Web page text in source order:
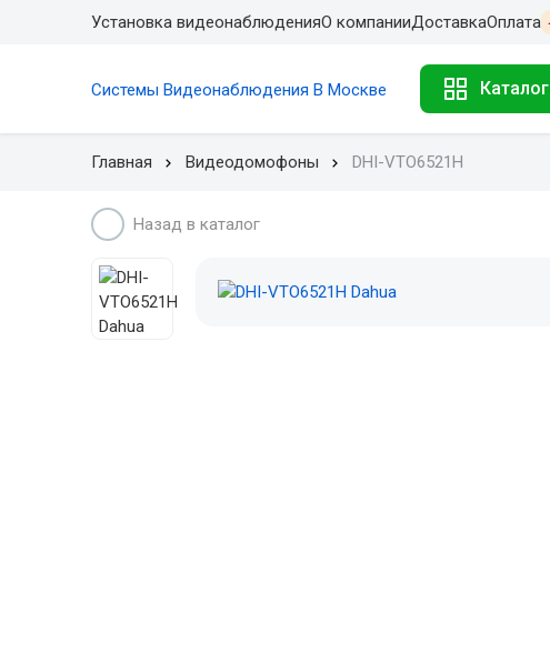
Установка видеонаблюденияО компанииДоставкаОплата
Системы Видеонаблюдения В Москве Каталог
Главная Видеодомофоны DHI-VTO6521H
Назад в каталог